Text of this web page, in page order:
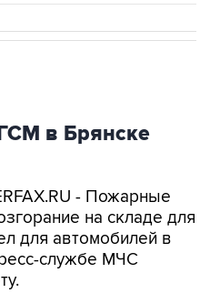
в Брянске
- Пожарные
на складе для
для автомобилей в
службе МЧС